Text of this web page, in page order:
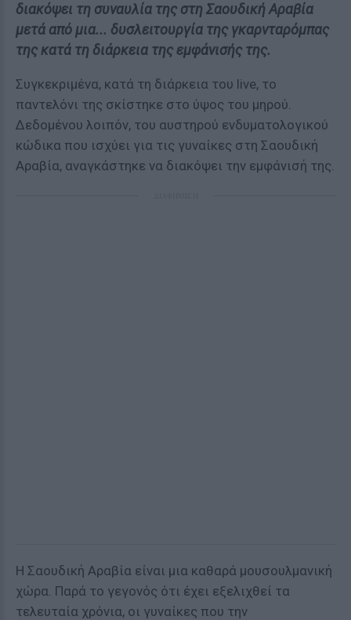
διακόψει τη συναυλία της στη Σαουδική Αραβία
μετά από μια... δυσλειτουργία της γκαρνταρόμπας
της κατά τη διάρκεια της εμφάνισής της.
Συγκεκριμένα, κατά τη διάρκεια του live, το
παντελόνι της σκίστηκε στο ύψος του μηρού.
Δεδομένου λοιπόν, του αυστηρού ενδυματολογικού
κώδικα που ισχύει για τις γυναίκες στη Σαουδική
Αραβία, αναγκάστηκε να διακόψει την εμφάνισή της.
Η Σαουδική Αραβία είναι μια καθαρά μουσουλμανική
χώρα. Παρά το γεγονός ότι έχει εξελιχθεί τα
τελευταία χρόνια, οι γυναίκες που την